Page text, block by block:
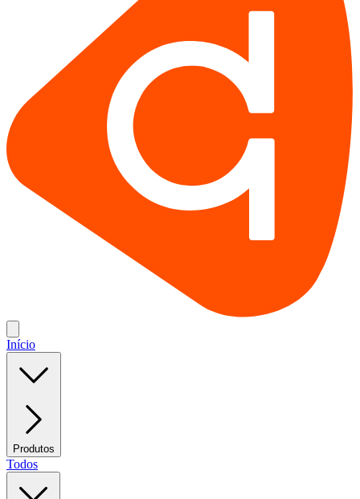
Início
Produtos
Todos